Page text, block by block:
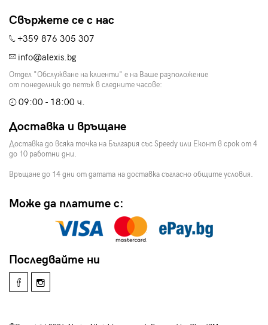
Свържете се с нас
+359 876 305 307
info@alexis.bg
Отдел "Обслужване на клиенти" е на Ваше разположение
от понеделник до петък в следните часове:
09:00 - 18:00 ч.
Доставка и връщане
Доставка до всяка точка на България със Speedy или Еконт в срок от 4
до 10 работни дни.
Връщане до 14 дни от датата на доставка съгласно общите условия.
Може да платите с:
Последвайте ни